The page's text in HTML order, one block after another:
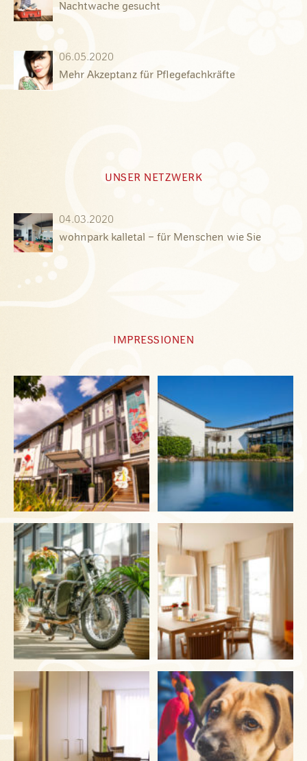
Nachtwache gesucht
06.05.2020
Mehr Akzeptanz für Pflegefachkräfte
UNSER NETZWERK
04.03.2020
wohnpark kalletal – für Menschen wie Sie
IMPRESSIONEN